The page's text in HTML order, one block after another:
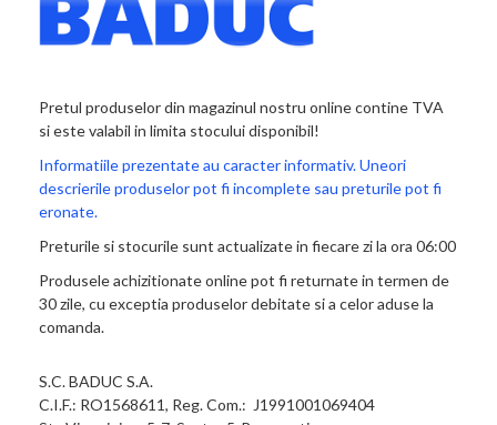
Pretul produselor din magazinul nostru online contine TVA
si este valabil in limita stocului disponibil!
Informatiile prezentate au caracter informativ. Uneori
descrierile produselor pot fi incomplete sau preturile pot fi
eronate.
Preturile si stocurile sunt actualizate in fiecare zi la ora 06:00
Produsele achizitionate online pot fi returnate in termen de
30 zile, cu exceptia produselor debitate si a celor aduse la
comanda.
S.C. BADUC S.A.
C.I.F.: RO1568611, Reg. Com.: J1991001069404